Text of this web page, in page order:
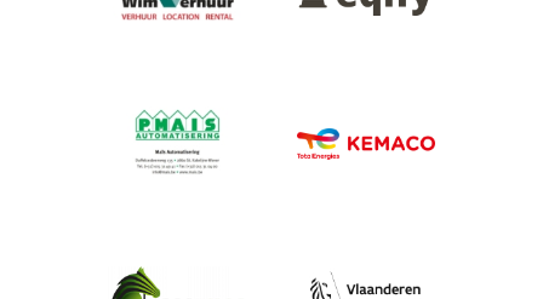
Afbeelding
Afbeelding
Afbeelding Afbeelding